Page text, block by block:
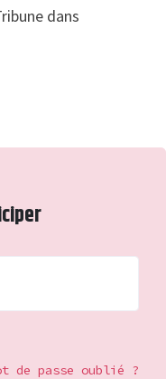
dans
de passe oublié ?